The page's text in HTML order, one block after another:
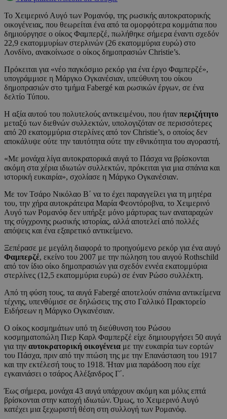
Το Χειμερινό Αυγό των Ρομανόφ, της ρωσικής αυτοκρατορικής
οικογένειας, που θεωρείται ένα από τα ομορφότερα κομμάτια που
δημιούργησε ο οίκος Φαμπερζέ, πωλήθηκε σήμερα έναντι σχεδόν
22,9 εκατομμυρίων στερλινών (26 εκατομμύρια ευρώ) στο
Λονδίνο, ανακοίνωσε ο οίκος δημοπρασιών Christie’s.
Πρόκειται για «νέο παγκόσμιο ρεκόρ για ένα έργο Φαμπερζέ»,
υπογράμμισε η Μάργκο Ογκανέσιαν, υπεύθυνη του οίκου
δημοπρασιών στο τμήμα Fabergé και ρωσικών έργων, σε ένα
δελτίο Τύπου.
Η αξία αυτού του πολυτελούς αντικειμένου, που ήταν περιζήτητο
μεταξύ των διεθνών συλλεκτών, υπολογιζόταν σε περισσότερες
από 20 εκατομμύρια στερλίνες από τον Christie’s, ο οποίος δεν
αποκάλυψε ούτε την ταυτότητα ούτε την εθνικότητα του αγοραστή.
«Με μονάχα λίγα αυτοκρατορικά αυγά το Πάσχα να βρίσκονται
ακόμη στα χέρια ιδιωτών συλλεκτών, πρόκειται για μια σπάνια και
ιστορική ευκαιρία», σχολίασε η Μάργκο Ογκανέσιαν.
Με τον Τσάρο Νικόλαο Β΄ να το έχει παραγγείλει για τη μητέρα
του, την χήρα αυτοκράτειρα Μαρία Φεοντόροβνα, το Χειμερινό
Αυγό των Ρομανόφ δεν υπήρξε μόνο μάρτυρας των αναταραχών
της σύγχρονης ρωσικής ιστορίας, αλλά αποτελεί από πολλές
απόψεις και ένα εξαιρετικό αντικείμενο.
Ξεπέρασε με μεγάλη διαφορά το προηγούμενο ρεκόρ για ένα αυγό
Φαμπερζέ, εκείνο του 2007 με την πώληση του αυγού Rothschild
από τον ίδιο οίκο δημοπρασιών για σχεδόν εννέα εκατομμύρια
στερλίνες (12,5 εκατομμύρια ευρώ) σε έναν Ρώσο συλλέκτη.
Από τη φύση τους, τα αυγά Fabergé αποτελούν σπάνια αντικείμενα
τέχνης, υπενθύμισε σε δηλώσεις της στο Γαλλικό Πρακτορείο
Ειδήσεων η Μάργκο Ογκανέσιαν.
Ο οίκος κοσμημάτων υπό τη διεύθυνση του Ρώσου
κοσμηματοπώλη Πιερ Καρλ Φαμπερζέ είχε δημιουργήσει 50 αυγά
για την αυτοκρατορική οικογένεια με την ευκαιρία των εορτών
του Πάσχα, πριν από την πτώση της με την Επανάσταση του 1917
και την εκτέλεσή τους το 1918. Ήταν μια παράδοση που είχε
εγκαινιάσει ο τσάρος Αλέξανδρος Γ΄.
Έως σήμερα, μονάχα 43 αυγά υπάρχουν ακόμη και μόλις επτά
βρίσκονται στην κατοχή ιδιωτών. Όμως, το Χειμερινό Αυγό
κατέχει μια ξεχωριστή θέση στη συλλογή των Ρομανόφ.